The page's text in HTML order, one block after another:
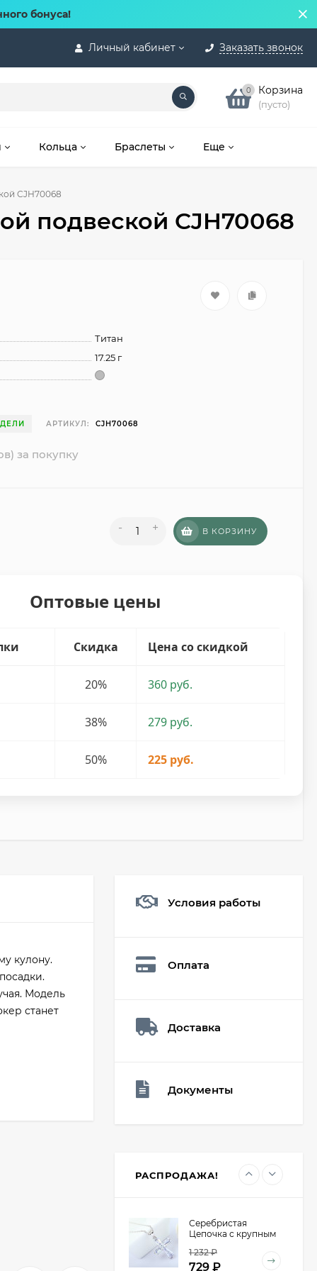
бонуса!
Личный кабинет Заказать звонок
0 Корзина
(пусто)
Кольца Браслеты Еще
CJH70068
подвеской CJH70068
Титан
17.25 г
АРТИКУЛ: CJH70068
за покупку
- + В КОРЗИНУ
Оптовые цены
Скидка Цена со скидкой
20% 360 руб.
38% 279 руб.
50% 225 руб.
кулону.
Модель
станет
Условия работы
Оплата
Доставка
Документы
РАСПРОДАЖА!
19₽
Мешочек (5*7см)
Серебристая
Цепочка с крупным
кристаллов E47540
1 232₽
729 ₽